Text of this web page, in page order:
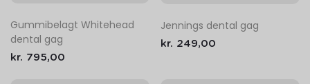
Gummibelagt Whitehead
dental gag
kr. 795,00
Jennings dental gag
kr. 249,00